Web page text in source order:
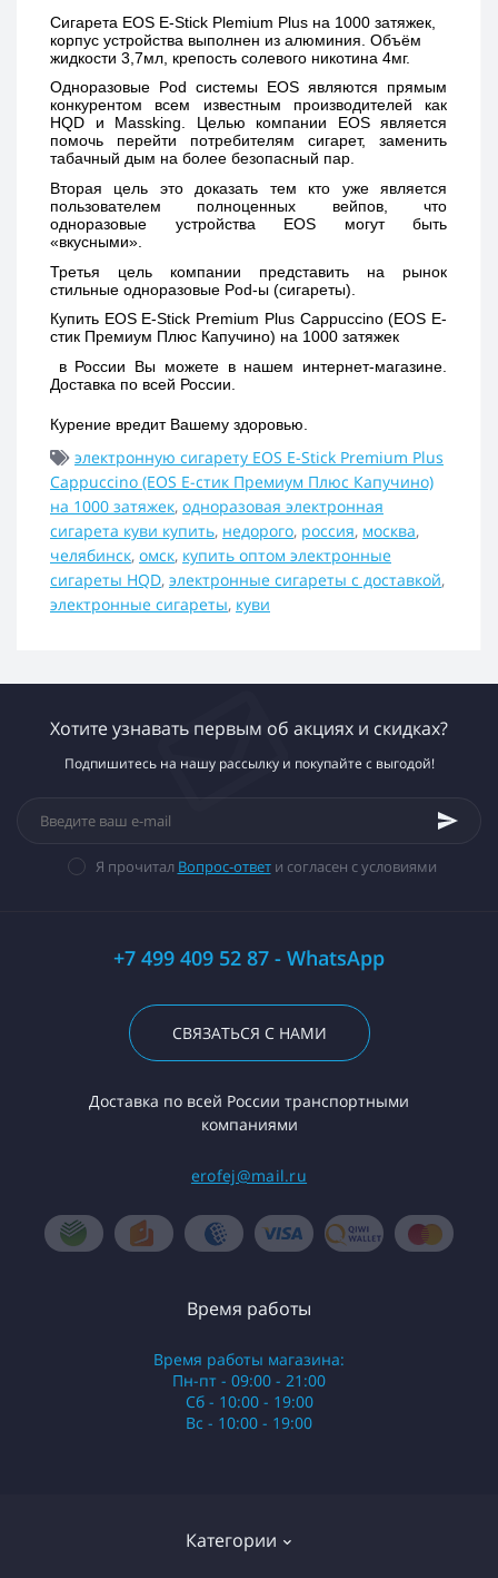
Сигарета EOS E-Stick Plemium Plus на 1000 затяжек,
корпус устройства выполнен из алюминия. Объём
жидкости 3,7мл, крепость солевого никотина 4мг.
Одноразовые Pod системы EOS являются прямым
конкурентом всем известным производителей как
HQD и Massking. Целью компании EOS является
помочь перейти потребителям сигарет, заменить
табачный дым на более безопасный пар.
Вторая цель это доказать тем кто уже является
пользователем полноценных вейпов, что
одноразовые устройства EOS могут быть
«вкусными».
Третья цель компании представить на рынок
стильные одноразовые Pod-ы (сигареты).
Купить EOS E-Stick Premium Plus Cappuccino (EOS Е-
стик Премиум Плюс Капучино) на 1000 затяжек
в России Вы можете в нашем интернет-магазине.
Доставка по всей России.
Курение вредит Вашему здоровью.
электронную сигарету EOS E-Stick Premium Plus
Cappuccino (EOS Е-стик Премиум Плюс Капучино)
на 1000 затяжек, одноразовая электронная
сигарета куви купить, недорого, россия, москва,
челябинск, омск, купить оптом электронные
сигареты HQD, электронные сигареты с доставкой,
электронные сигареты, куви
Хотите узнавать первым об акциях и скидках?
Подпишитесь на нашу рассылку и покупайте с выгодой!
Я прочитал Вопрос-ответи согласен с условиями
+7 499 409 52 87 - WhatsApp
СВЯЗАТЬСЯ С НАМИ
Доставка по всей России транспортными
компаниями
erofej@mail.ru
Категории
Время работы
Время работы магазина:
Пн-пт - 09:00 - 21:00
Сб - 10:00 - 19:00
Вс - 10:00 - 19:00